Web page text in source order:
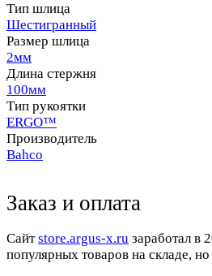
Тип шлица
Шестигранный
Размер шлица
2мм
Длина стержня
100мм
Тип рукоятки
ERGO™
Производитель
Bahco
Заказ и оплата
Cайтstore.argus-x.ru заработал в
популярных товаров на складе,